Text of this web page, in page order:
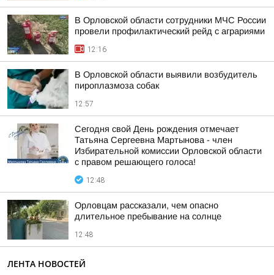
В Орловской области сотрудники МЧС России
провели профилактический рейд с аграриями
12:16
В Орловской области выявили возбудитель
пироплазмоза собак
12:57
Сегодня свой День рождения отмечает
Татьяна Сергеевна Мартынова - член
Избирательной комиссии Орловской области
с правом решающего голоса!
12:48
Орловцам рассказали, чем опасно
длительное пребывание на солнце
12:48
ЛЕНТА НОВОСТЕЙ